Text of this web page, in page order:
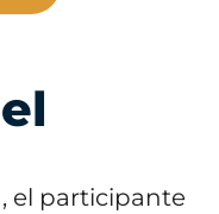
el participante